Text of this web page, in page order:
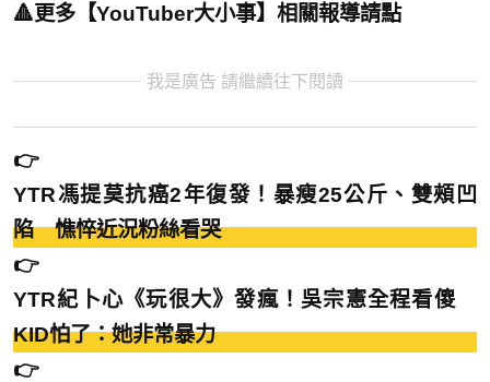
🔺更多【YouTuber大小事】相關報導請點
我是廣告 請繼續往下閱讀
👉
YTR馮提莫抗癌2年復發！暴瘦25公斤、雙頰凹
陷 憔悴近況粉絲看哭
👉
YTR紀卜心《玩很大》發瘋！吳宗憲全程看傻
KID怕了：她非常暴力
👉